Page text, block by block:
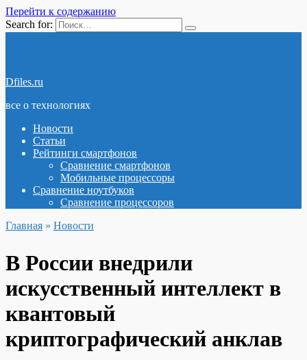
Перейти к содержанию
Search for:
Dfiles.ru
все о технологиях
Новости
Статьи
Рейтинги смартфонов
Сравнение смартфонов
Мобильные процессоры
Сравнение ноутбуков
Сравнение процессоров
Главная » Новости
В России внедрили
искусственный интеллект в
квантовый
криптографический анклав